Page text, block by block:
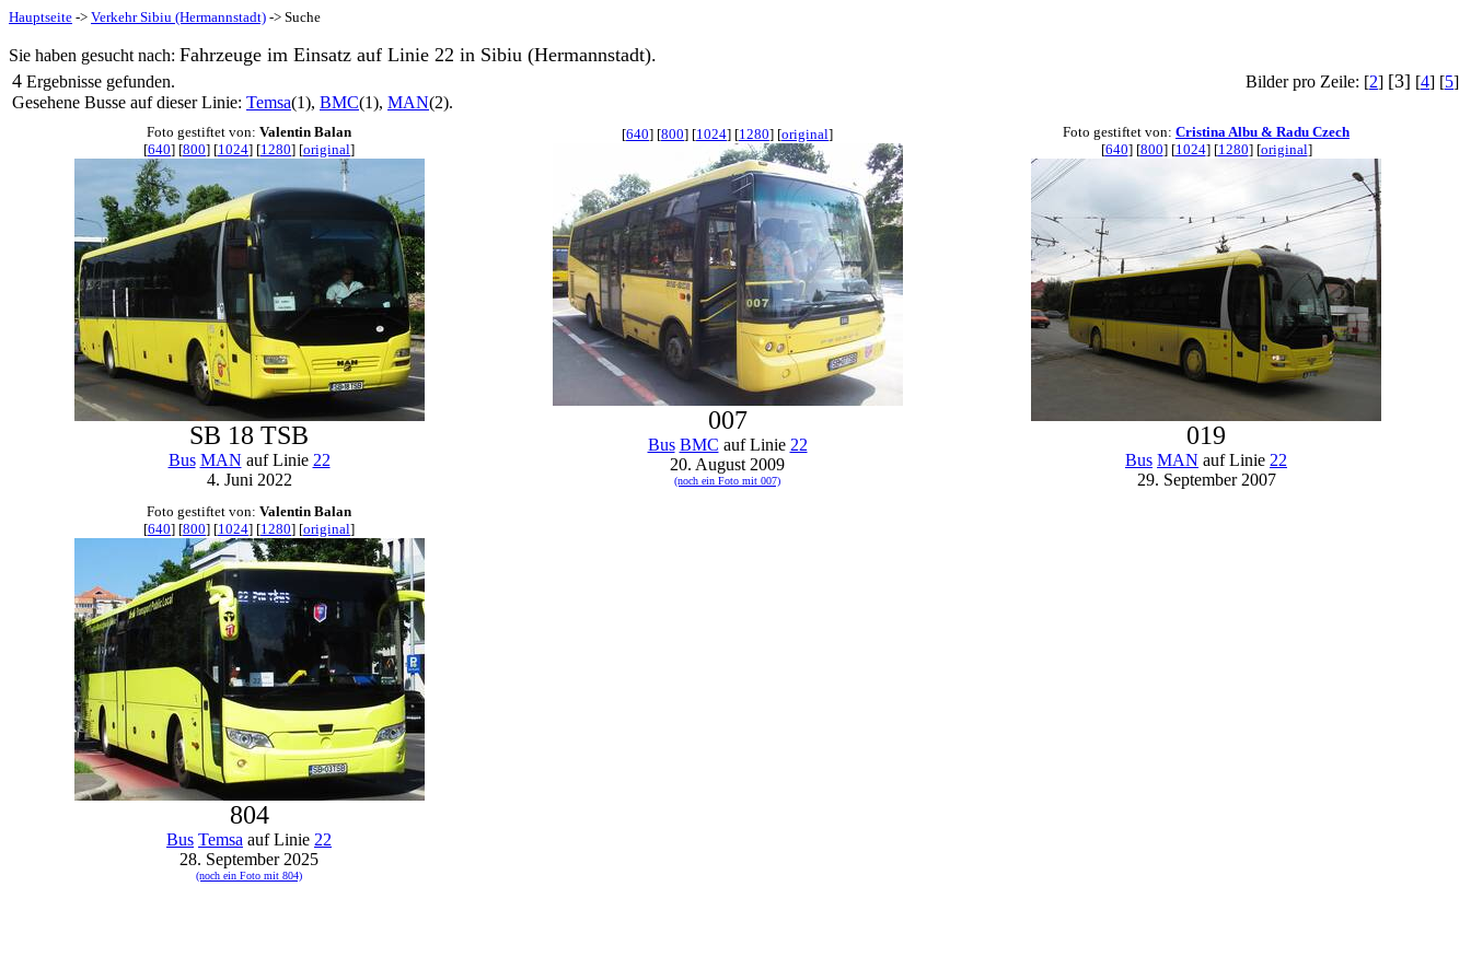
Hauptseite -> Verkehr Sibiu (Hermannstadt) -> Suche
Sie haben gesucht nach: Fahrzeuge im Einsatz auf Linie 22 in Sibiu (Hermannstadt).
4 Ergebnisse gefunden.
Gesehene Busse auf dieser Linie: Temsa(1), BMC(1), MAN(2).
Bilder pro Zeile: [2] [3] [4] [5]
Foto gestiftet von: Valentin Balan
[640] [800] [1024] [1280] [original]
SB 18 TSB
Bus MAN auf Linie 22
4. Juni 2022
[640] [800] [1024] [1280] [original]
007
Bus BMC auf Linie 22
20. August 2009
(noch ein Foto mit 007)
Foto gestiftet von: Cristina Albu & Radu Czech
[640] [800] [1024] [1280] [original]
019
Bus MAN auf Linie 22
29. September 2007
Foto gestiftet von: Valentin Balan
[640] [800] [1024] [1280] [original]
804
Bus Temsa auf Linie 22
28. September 2025
(noch ein Foto mit 804)